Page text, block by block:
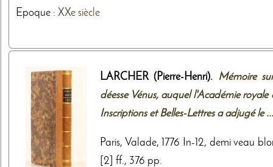
Epoque : XXe siècle
LARCHER (Pierre-Henri). Mémoire
déesse Vénus, auquel l'Académie royale
Inscriptions et Belles-Lettres a adjugé le ...
Paris, Valade, 1776 In-12, demi veau
[2] ff., 376 pp.